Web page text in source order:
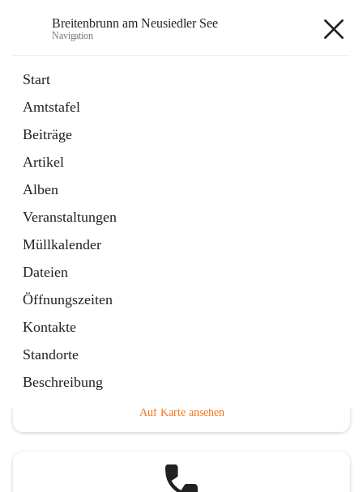
Breitenbrunn am Neusiedler See
Navigation
Start
Amtstafel
Beiträge
Artikel
Alben
Veranstaltungen
Müllkalender
Dateien
Öffnungszeiten
Kontakte
Standorte
Beschreibung
18 Schnellzugriffe
Gemeindeservice
Auf Karte ansehen